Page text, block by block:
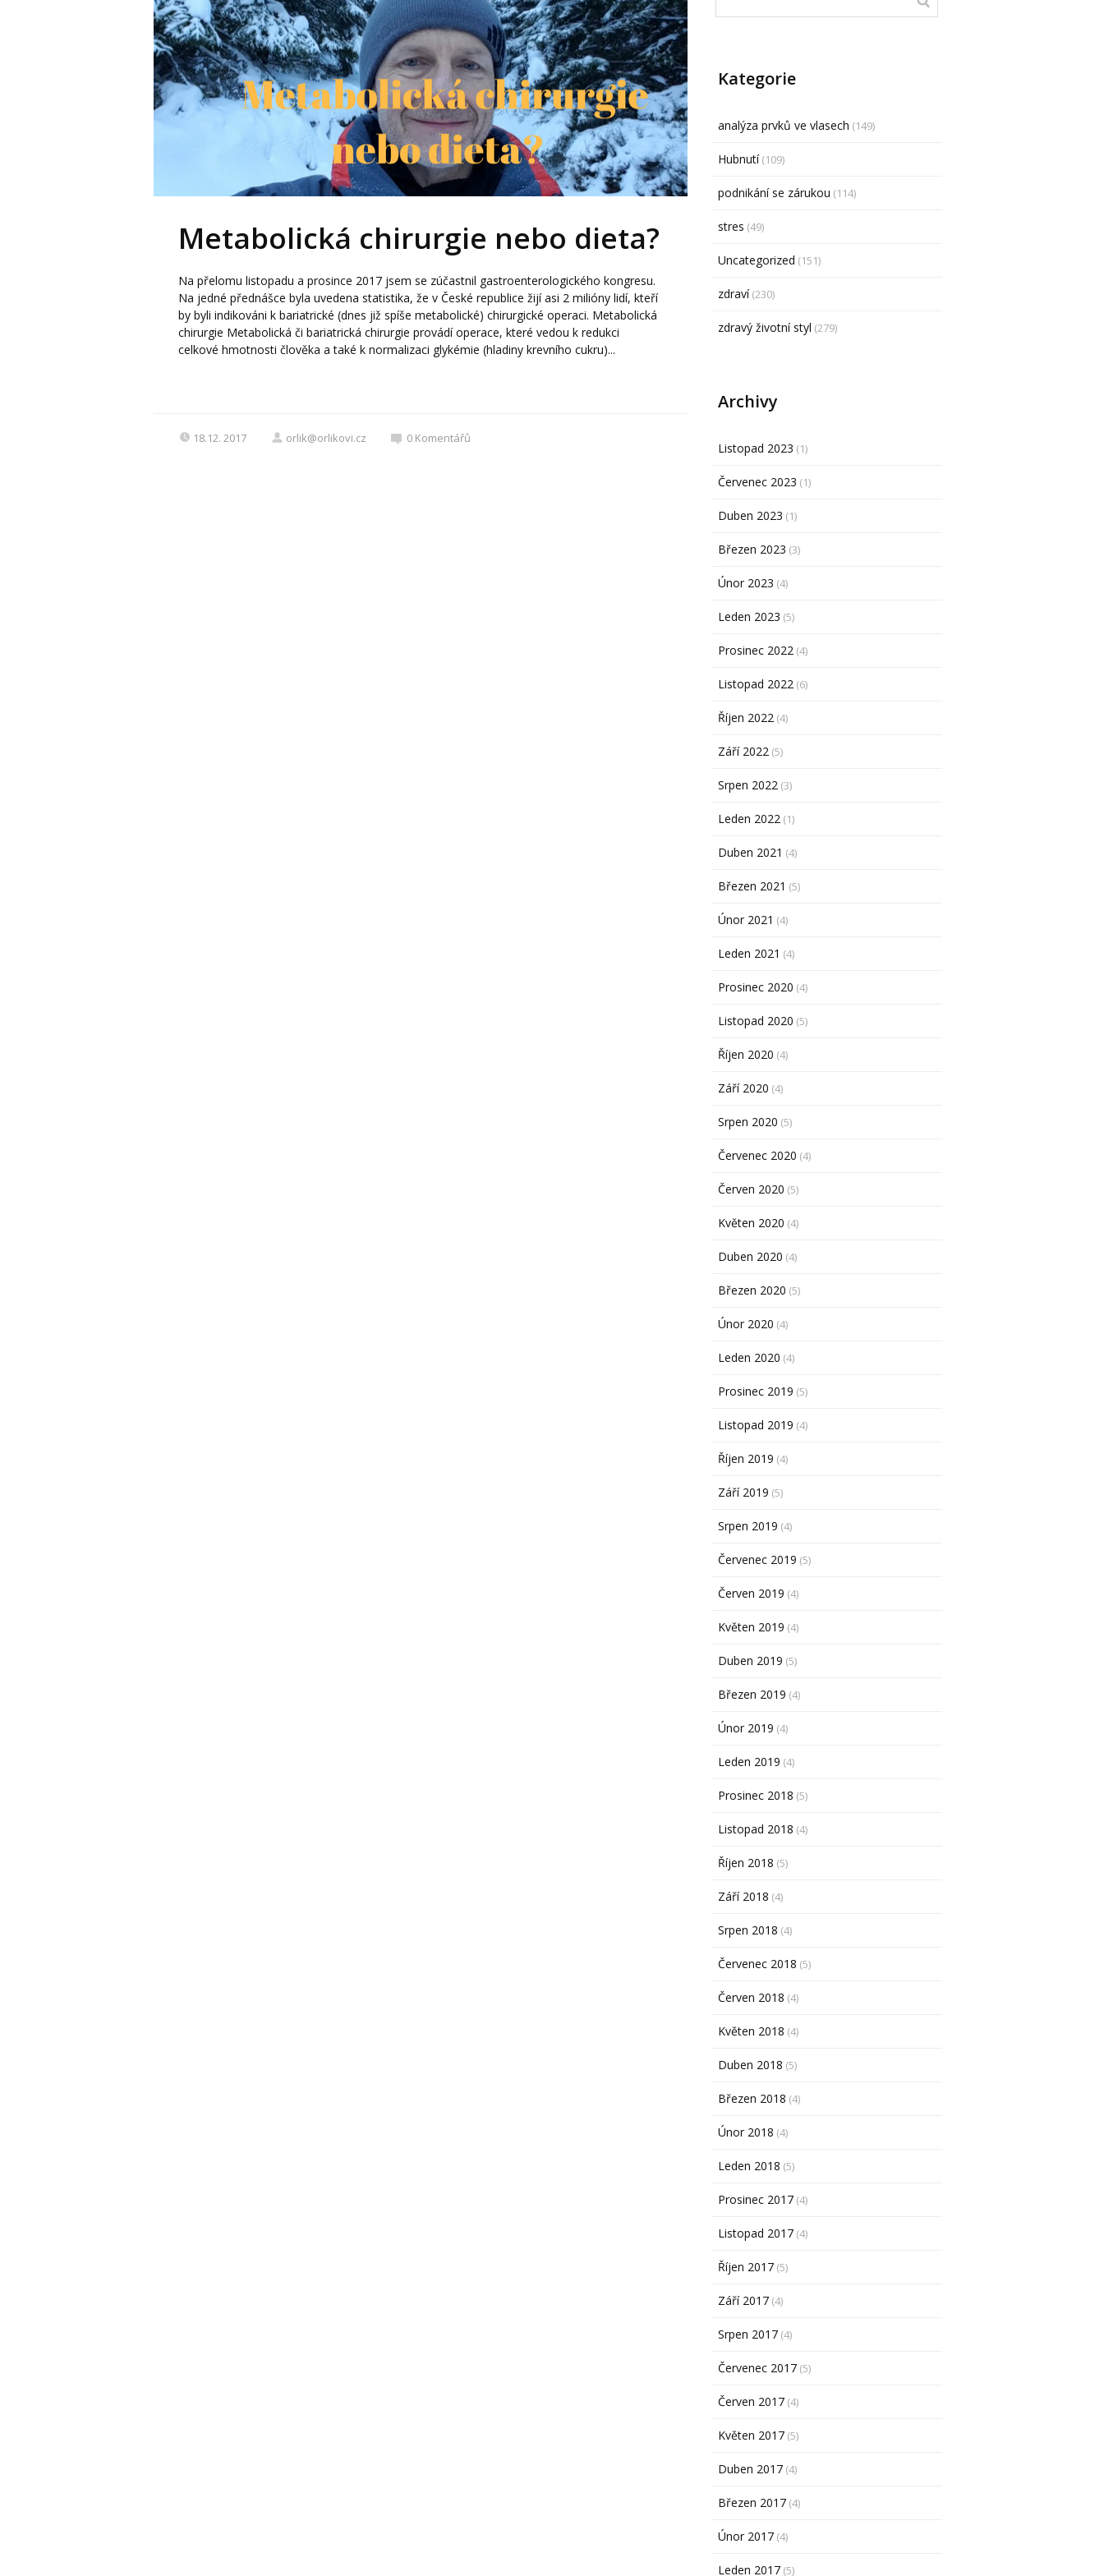
Metabolická chirurgie nebo dieta­?
Na přelomu listopadu a prosince 2017 jsem se zúčastnil gastroenterologického kongresu.
Na jedné přednášce byla uvedena statistika, že v České republice žijí asi 2 milióny lidí, kteří
by byli indikováni k bariatrické (dnes již spíše metabolické) chirurgické operaci. Metabolická
chirurgie Metabolická či bariatrická chirurgie provádí operace, které vedou k redukci
celkové hmotnosti člověka a také k normalizaci glykémie (hladiny krevního cukru)...
18.12. 2017 orlik@orlikovi.cz 0 Komentářů
Kategorie
analýza prvků ve vlasech (149)
Hubnutí(109)
podnikání se zárukou (114)
stres (49)
Uncategorized (151)
zdraví(230)
zdravý životní styl (279)
Archivy
Listopad 2023 (1)
Červenec 2023 (1)
Duben 2023 (1)
Březen 2023 (3)
Únor 2023 (4)
Leden 2023 (5)
Prosinec 2022 (4)
Listopad 2022 (6)
Říjen 2022 (4)
Září 2022 (5)
Srpen 2022 (3)
Leden 2022 (1)
Duben 2021 (4)
Březen 2021 (5)
Únor 2021 (4)
Leden 2021 (4)
Prosinec 2020 (4)
Listopad 2020 (5)
Říjen 2020 (4)
Září 2020 (4)
Srpen 2020 (5)
Červenec 2020 (4)
Červen 2020 (5)
Květen 2020 (4)
Duben 2020 (4)
Březen 2020 (5)
Únor 2020 (4)
Leden 2020 (4)
Prosinec 2019 (5)
Listopad 2019 (4)
Říjen 2019 (4)
Září 2019 (5)
Srpen 2019 (4)
Červenec 2019 (5)
Červen 2019 (4)
Květen 2019 (4)
Duben 2019 (5)
Březen 2019 (4)
Únor 2019 (4)
Leden 2019 (4)
Prosinec 2018 (5)
Listopad 2018 (4)
Říjen 2018 (5)
Září 2018 (4)
Srpen 2018 (4)
Červenec 2018 (5)
Červen 2018 (4)
Květen 2018 (4)
Duben 2018 (5)
Březen 2018 (4)
Únor 2018 (4)
Leden 2018 (5)
Prosinec 2017 (4)
Listopad 2017 (4)
Říjen 2017 (5)
Září 2017 (4)
Srpen 2017 (4)
Červenec 2017 (5)
Červen 2017 (4)
Květen 2017 (5)
Duben 2017 (4)
Březen 2017 (4)
Únor 2017 (4)
Leden 2017 (5)